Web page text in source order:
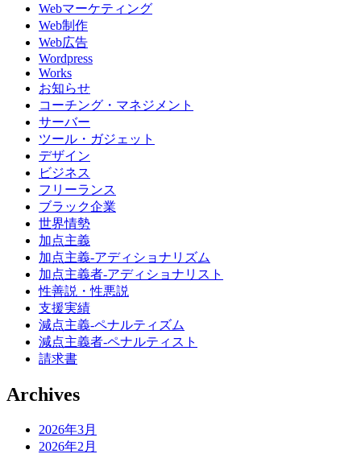
Webマーケティング
Web制作
Web広告
Wordpress
Works
お知らせ
コーチング・マネジメント
サーバー
ツール・ガジェット
デザイン
ビジネス
フリーランス
ブラック企業
世界情勢
加点主義
加点主義-アディショナリズム
加点主義者-アディショナリスト
性善説・性悪説
支援実績
減点主義-ペナルティズム
減点主義者-ペナルティスト
請求書
Archives
2026年3月
2026年2月